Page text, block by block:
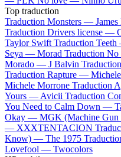
Top traduction
Traduction Monsters —
Traduction Drivers license —
Taylor Swift Traduction
Seya — Morad Traduction
Morado — J Balvin
Traduction Rapture —
Michele Morrone Traduction
Yours — Avicii Traduction
You Need to Calm Down —
Okay — MGK (Machine
— XXXTENTACION
Know) — The 1975
Lovefool — Twocolors